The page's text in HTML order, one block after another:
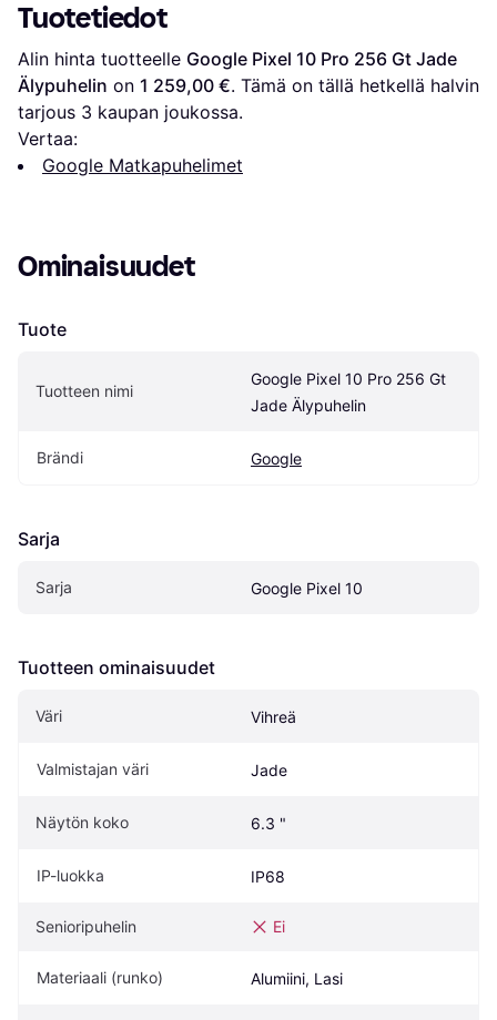
Tuotetiedot
Alin hinta tuotteelle Google Pixel 10 Pro 256 Gt Jade
Älypuhelin on 1 259,00 €. Tämä on tällä hetkellä halvin
tarjous 3 kaupan joukossa.
Vertaa:
Google Matkapuhelimet
Ominaisuudet
Tuote
Tuotteen nimi
Google Pixel 10 Pro 256 Gt
Jade Älypuhelin
Brändi Google
Sarja
Sarja Google Pixel 10
Tuotteen ominaisuudet
Väri Vihreä
Valmistajan väri Jade
Näytön koko 6.3 "
IP-luokka IP68
Senioripuhelin Ei
Materiaali (runko) Alumiini, Lasi